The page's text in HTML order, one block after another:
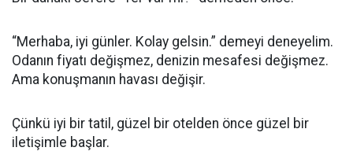
“Merhaba, iyi günler. Kolay gelsin.” demeyi deneyelim.
Odanın fiyatı değişmez, denizin mesafesi değişmez.
Ama konuşmanın havası değişir.
Çünkü iyi bir tatil, güzel bir otelden önce güzel bir
iletişimle başlar.